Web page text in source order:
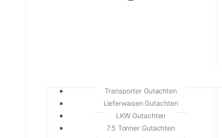
Transporter Gutachten
Lieferwagen Gutachten
LKW Gutachten
7,5 Tonner Gutachten